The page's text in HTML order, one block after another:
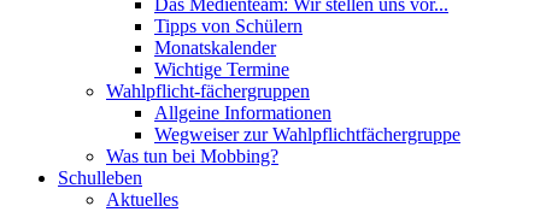
Das Medienteam: Wir stellen uns vor...
Tipps von Schülern
Monatskalender
Wichtige Termine
Wahlpflicht-fächergruppen
Allgeine Informationen
Wegweiser zur Wahlpflichtfächergruppe
Was tun bei Mobbing?
Schulleben
Aktuelles